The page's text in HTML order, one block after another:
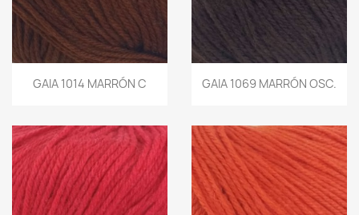
GAIA 1014 MARRÓN C GAIA 1069 MARRÓN OSC.